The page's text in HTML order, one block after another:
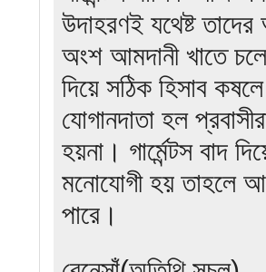
উদাহরণই যথেষ্ট
অংশ আমদানী খাতে
দিয়ে সঠিক হিসাব কষলে
যোগানদাতা হল
হয়না। গার্মেন্টস বাদ
মনোযোগী হয় তাহলে
পারে।